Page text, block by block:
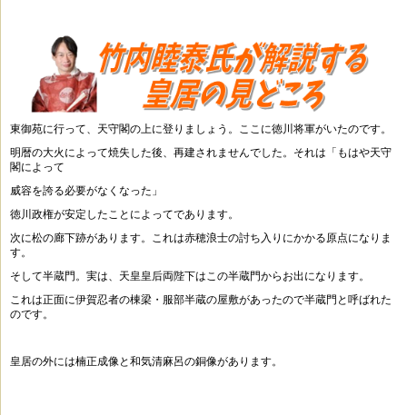
東御苑に行って、天守閣の上に登りましょう。ここに徳川将軍がいたのです。
明暦の大火によって焼失した後、再建されませんでした。それは「もはや天守
閣によって
威容を誇る必要がなくなった」
徳川政権が安定したことによってであります。
次に松の廊下跡があります。これは赤穂浪士の討ち入りにかかる原点になりま
す。
そして半蔵門。実は、天皇皇后両陛下はこの半蔵門からお出になります。
これは正面に伊賀忍者の棟梁・服部半蔵の屋敷があったので半蔵門と呼ばれた
のです。
皇居の外には楠正成像と和気清麻呂の銅像があります。